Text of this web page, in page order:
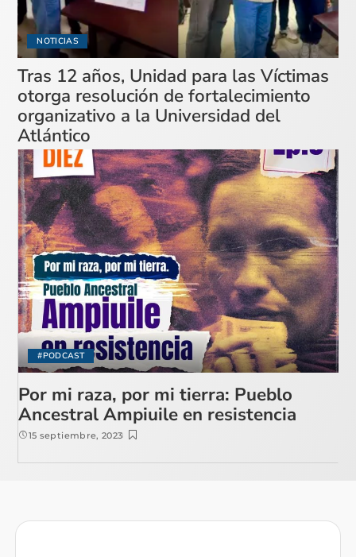
NOTICIAS
Tras 12 años, Unidad para las Víctimas
otorga resolución de fortalecimiento
organizativo a la Universidad del
Atlántico
#PODCAST
Por mi raza, por mi tierra: Pueblo
Ancestral Ampiuile en resistencia
15 septiembre, 2023